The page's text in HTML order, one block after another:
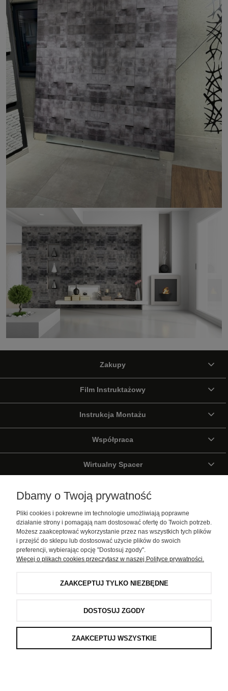
Zakupy
Film Instruktażowy
Instrukcja Montażu
Współpraca
Wirtualny Spacer
Pomoc
Moje konto
Informacje
Dbamy o Twoją prywatność
Pliki cookies i pokrewne im technologie umożliwiają poprawne
działanie strony i pomagają nam dostosować ofertę do Twoich potrzeb.
Możesz zaakceptować wykorzystanie przez nas wszystkich tych plików
i przejść do sklepu lub dostosować użycie plików do swoich
preferencji, wybierając opcję "Dostosuj zgody".
Więcej o plikach cookies przeczytasz w naszej Polityce prywatności.
ZAAKCEPTUJ TYLKO NIEZBĘDNE
DOSTOSUJ ZGODY
ZAAKCEPTUJ WSZYSTKIE